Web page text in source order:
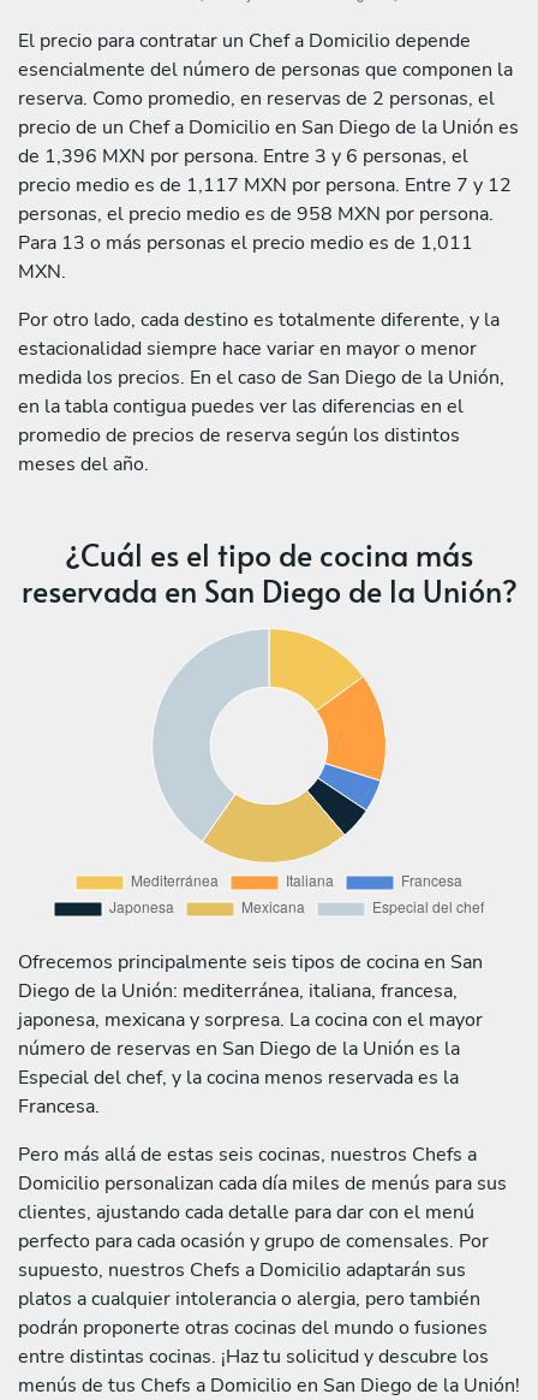
El precio para contratar un Chef a Domicilio depende
esencialmente del número de personas que componen la
reserva. Como promedio, en reservas de 2 personas, el
precio de un Chef a Domicilio en San Diego de la Unión es
de 1,396 MXN por persona. Entre 3 y 6 personas, el
precio medio es de 1,117 MXN por persona. Entre 7 y 12
personas, el precio medio es de 958 MXN por persona.
Para 13 o más personas el precio medio es de 1,011
MXN.
Por otro lado, cada destino es totalmente diferente, y la
estacionalidad siempre hace variar en mayor o menor
medida los precios. En el caso de San Diego de la Unión,
en la tabla contigua puedes ver las diferencias en el
promedio de precios de reserva según los distintos
meses del año.
¿Cuál es el tipo de cocina más
reservada en San Diego de la Unión?
Ofrecemos principalmente seis tipos de cocina en San
Diego de la Unión: mediterránea, italiana, francesa,
japonesa, mexicana y sorpresa. La cocina con el mayor
número de reservas en San Diego de la Unión es la
Especial del chef, y la cocina menos reservada es la
Francesa.
Pero más allá de estas seis cocinas, nuestros Chefs a
Domicilio personalizan cada día miles de menús para sus
clientes, ajustando cada detalle para dar con el menú
perfecto para cada ocasión y grupo de comensales. Por
supuesto, nuestros Chefs a Domicilio adaptarán sus
platos a cualquier intolerancia o alergia, pero también
podrán proponerte otras cocinas del mundo o fusiones
entre distintas cocinas. ¡Haz tu solicitud y descubre los
menús de tus Chefs a Domicilio en San Diego de la Unión!